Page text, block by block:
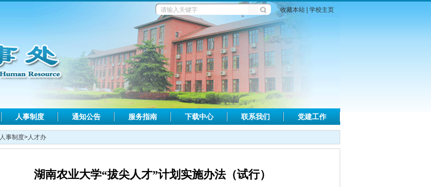
收藏本站| 学校主页
人事制度 通知公告 服务指南 下载中心 联系我们 党建工作
人事制度>人才办
湖南农业大学“拔尖人才”计划实施办法（试行）